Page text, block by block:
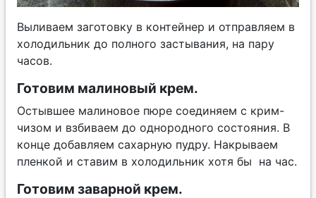
Выливаем заготовку в контейнер и отправляем в
холодильник до полного застывания, на пару
часов.
Готовим малиновый крем.
Остывшее малиновое пюре соединяем с крим-
чизом и взбиваем до однородного состояния. В
конце добавляем сахарную пудру. Накрываем
пленкой и ставим в холодильник хотя бы на час.
Готовим заварной крем.